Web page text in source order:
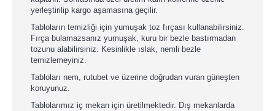
yerleştirilip kargo aşamasına geçilir.
Tabloların temizliği için yumuşak toz fırçası kullanabilirsiniz.
Fırça bulamazsanız yumuşak, kuru bir bezle bastırmadan
tozunu alabilirsiniz. Kesinlikle ıslak, nemli bezle
temizlemeyiniz.
Tabloları nem, rutubet ve üzerine doğrudan vuran güneşten
koruyunuz.
Tablolarımız iç mekan için üretilmektedir. Dış mekanlarda